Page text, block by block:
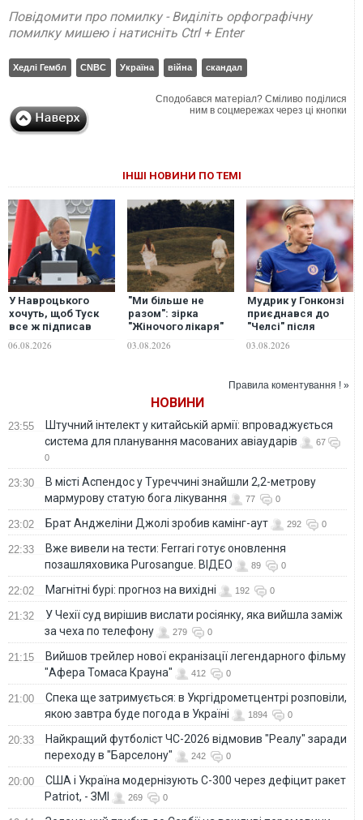
Повідомити про помилку - Виділіть орфографічну
помилку мишею і натисніть Ctrl + Enter
Хедлі Гембл CNBC Україна війна скандал
Сподобався матеріал? Сміливо поділися
ним в соцмережах через ці кнопки
ІНШІ НОВИНИ ПО ТЕМІ
У Навроцького
хочуть, щоб Туск
все ж підписав
рішення позбавити
Зеленського
06.08.2026
"Ми більше не
разом": зірка
"Жіночого лікаря"
оголосила про
розлучення
03.08.2026
Мудрик у Гонконзі
приєднався до
"Челсі" після
скасування
дискваліфікації.
03.08.2026
Правила коментування ! »
НОВИНИ
23:55
Штучний інтелект у китайській армії: впроваджується
система для планування масованих авіаударів
67
0
23:30
В місті Аспендос у Туреччині знайшли 2,2-метрову
мармурову статую бога лікування
77 0
23:02 Брат Анджеліни Джолі зробив камінг-аут 292 0
22:33
Вже вивели на тести: Ferrari готує оновлення
позашляховика Purosangue. ВІДЕО
89 0
22:02 Магнітні бурі: прогноз на вихідні 192 0
21:32
У Чехії суд вирішив вислати росіянку, яка вийшла заміж
за чеха по телефону
279 0
21:15
Вийшов трейлер нової екранізації легендарного фільму
"Афера Томаса Крауна"
412 0
21:00
Спека ще затримується: в Укргідрометцентрі розповіли,
якою завтра буде погода в Україні
1894 0
20:33
Найкращий футболіст ЧС-2026 відмовив "Реалу" заради
переходу в "Барселону"
242 0
20:00
США і Україна модернізують С-300 через дефіцит ракет
Patriot, - ЗМІ
269 0